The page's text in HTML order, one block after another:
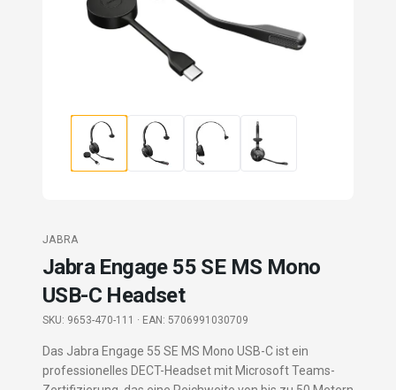
JABRA
Jabra Engage 55 SE MS Mono
USB-C Headset
SKU: 9653-470-111 · EAN: 5706991030709
Das Jabra Engage 55 SE MS Mono USB-C ist ein
professionelles DECT-Headset mit Microsoft Teams-